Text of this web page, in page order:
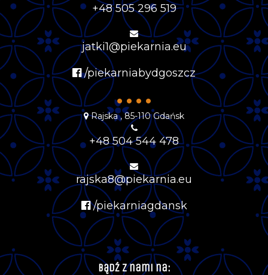
+48 505 296 519
jatki1@piekarnia.eu
/piekarniabydgoszcz
••••
Rajska , 85-110 Gdańsk
+48 504 544 478
rajska8@piekarnia.eu
/piekarniagdansk
Bądź z nami na: